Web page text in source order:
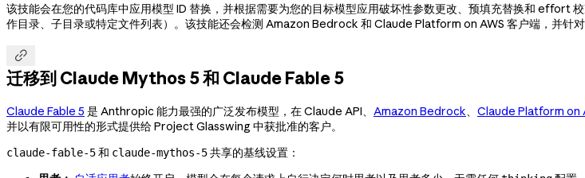
该技能会在您的代码库中应用模型 ID 替换，并根据需要为您的目标模型应用破坏性参数更改、预填充替换和 effort
作目录、子目录或特定文件列表）。该技能还会检测 Amazon Bedrock 和 Claude Platform on AWS 客户端，并针对

迁移到 Claude Mythos 5 和 Claude Fable 5
Claude Fable 5 是 Anthropic 能力最强的广泛发布模型，在 Claude API、 Amazon Bedrock、 Claude Platform on
并以有限可用性的形式提供给 Project Glasswing 中获批准的客户。
claude-fable-5和 claude-mythos-5共享的基线设置：